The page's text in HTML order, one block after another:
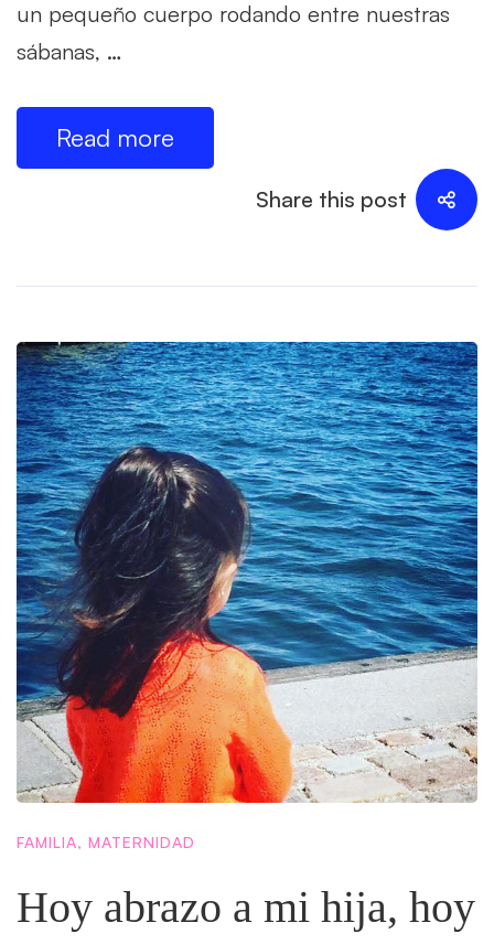
un pequeño cuerpo rodando entre nuestras
sábanas, …
Read more
Share this post
FAMILIA, MATERNIDAD
Hoy abrazo a mi hija, hoy